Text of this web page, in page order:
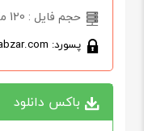
حجم فایل : 120 مگابایت
پسورد: softabzar.com
باکس دانلود